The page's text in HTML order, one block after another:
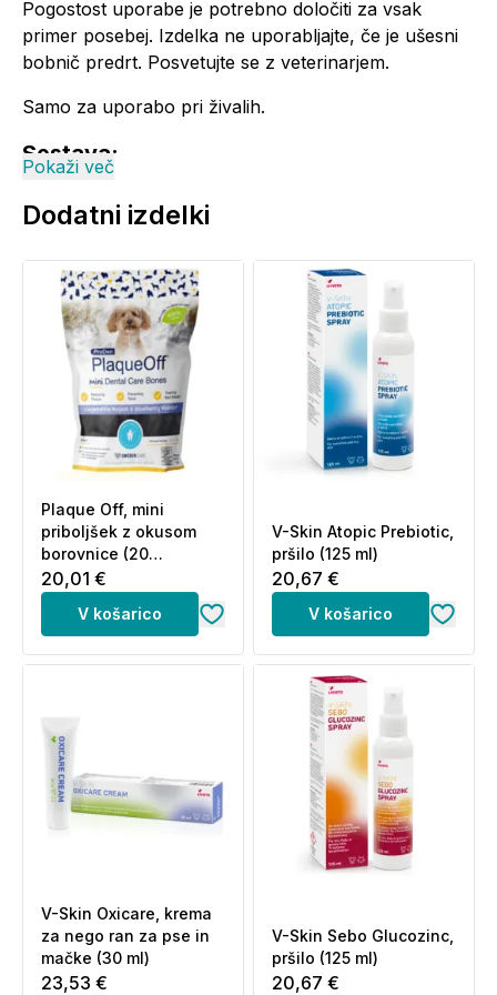
Pogostost uporabe je potrebno določiti za vsak
primer posebej. Izdelka ne uporabljajte, če je ušesni
bobnič predrt. Posvetujte se z veterinarjem.
Samo za uporabo pri živalih.
Sestava:
Sok listov Aloe barbadensis
Calendula officinalis, propilen glikol, kapril gliceridi,
Opozorila:
Izogibajte se stiku z očmi. V primeru stika z očmi jih
takoj sperite s svežo vodo.
Shranjevanje:
Vsebnik hranite na hladnem in suhem mestu stran od
Pogosta vprašanja in odgovori (FAQ):
Kako se uporablja V-Skin sredstvo
za odstranjevanje ušesnega masla
za pse in mačke?
Kanite nekaj kapljic v vsak ušesni kanal ali notranji del
ušesa, pri tem pa uho držite z drugo roko. Koren
ušesa masirajte vsaj 1 minuto, nato s čisto bombažno
vato ali gazo ovijte prst in očistite ušesni kanal.
Postopek ponavljajte, dokler bombažna vata ne
ostane čista. Ne uporabljajte vatiranih palčk.
sredstvo za odstranjevanje
ušesnega masla za pse in mačke?
Pokaži več
Dodatni izdelki
Plaque Off, mini
priboljšek z okusom
borovnice (20
priboljškov)
20,01 €
V košarico
V-Skin Atopic Prebiotic,
pršilo (125 ml)
20,67 €
V košarico
V-Skin Oxicare, krema
za nego ran za pse in
mačke (30 ml)
23,53 €
V-Skin Sebo Glucozinc,
pršilo (125 ml)
20,67 €